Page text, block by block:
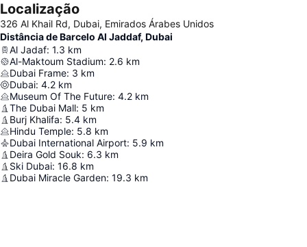
Localização
326 Al Khail Rd, Dubai, Emirados Árabes Unidos
Distância de Barcelo Al Jaddaf, Dubai
Al Jadaf: 1.3 km
Al-Maktoum Stadium: 2.6 km
Dubai Frame: 3 km
Dubai: 4.2 km
Museum Of The Future: 4.2 km
The Dubai Mall: 5 km
Burj Khalifa: 5.4 km
Hindu Temple: 5.8 km
Dubai International Airport: 5.9 km
Deira Gold Souk: 6.3 km
Ski Dubai: 16.8 km
Dubai Miracle Garden: 19.3 km